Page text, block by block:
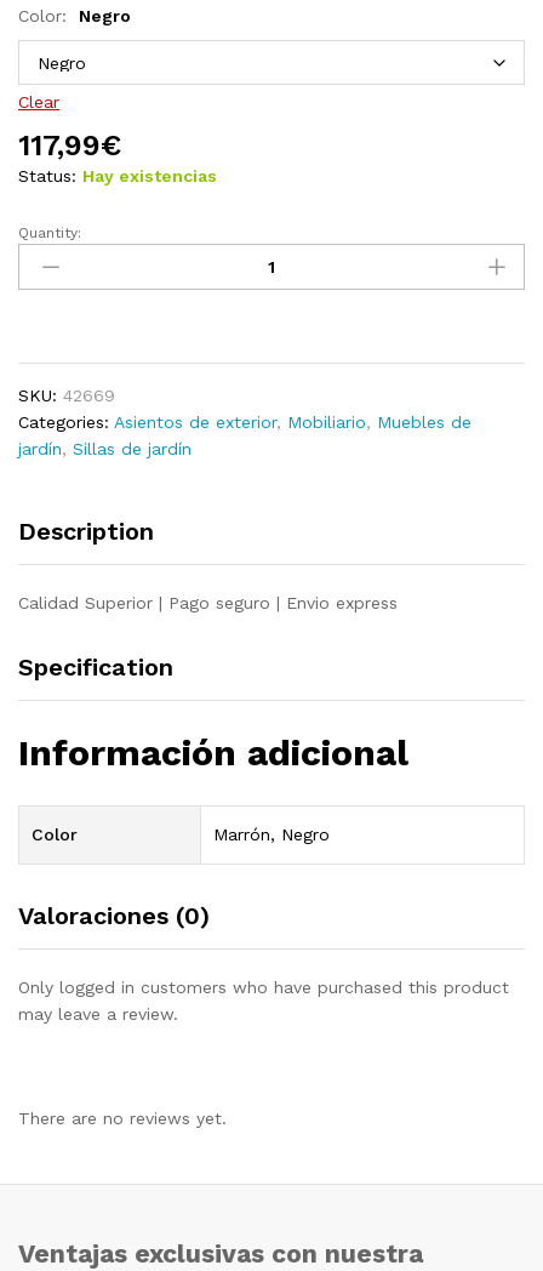
Color: Negro
Clear
117,99€
Status: Hay existencias
Sillas
jardín
sintético
marrón
quantity
Quantity:
SKU: 42669
Categories: Asientos de exterior, Mobiliario, Muebles de
jardín, Sillas de jardín
Description
Calidad Superior | Pago seguro | Envio express
Specification
Información adicional
Color Marrón, Negro
Valoraciones (0)
Only logged in customers who have purchased this product
may leave a review.
There are no reviews yet.
Ventajas exclusivas con nuestra